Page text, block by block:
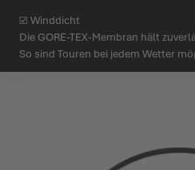
☑ Winddicht
Die GORE-TEX-Membran hält
So sind Touren bei jedem Wetter